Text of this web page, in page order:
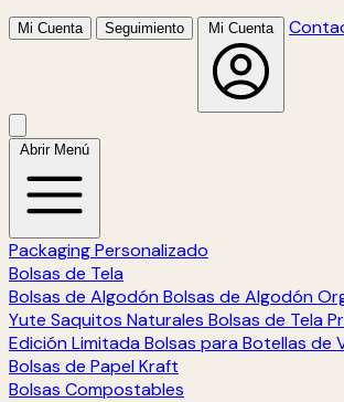
Mi Cuenta Seguimiento Mi Cuenta
Abrir Menú
Packaging Personalizado
Bolsas de Tela
Bolsas de Algodón Bolsas de Algodón
Yute Saquitos Naturales Bolsas de Tela
Edición Limitada Bolsas para Botellas de
Bolsas de Papel Kraft
Bolsas Compostables